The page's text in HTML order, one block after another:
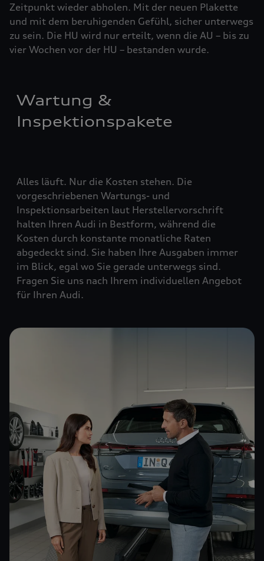
Zeitpunkt wieder abholen. Mit der neuen Plakette
und mit dem beruhigenden Gefühl, sicher unterwegs
zu sein. Die HU wird nur erteilt, wenn die AU – bis zu
vier ­Woch­en vor der HU – bestanden wurde.
Wartung &
Inspektionspakete
Alles läuft. Nur die Kosten stehen. Die
vorgeschriebenen Wartungs- und
Inspektionsarbeiten laut Herstellervorschrift
halten Ihren Audi in Bestform, während die
Kosten durch konstante monatliche Raten
abgedeckt sind. Sie haben Ihre Ausgaben immer
im Blick, egal wo Sie gerade unterwegs sind.
Fragen Sie uns nach Ihrem individuellen Angebot
für Ihren Audi.